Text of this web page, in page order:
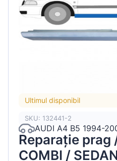
Ultimul disponibil
SKU: 132441-2
AUDI A4 B5 1994-
Reparație prag
COMBI /